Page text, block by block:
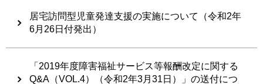
居宅訪問型児童発達支援の実施について（令和2年
6月26日付発出）
「2019年度障害福祉サービス等報酬改定に関する
Q&A（VOL.4）（令和2年3月31日）」の送付につ